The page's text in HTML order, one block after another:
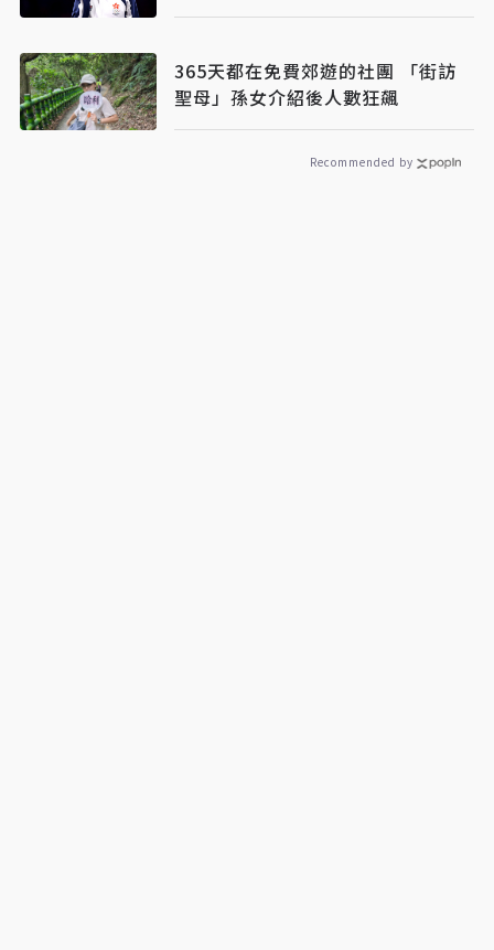
365天都在免費郊遊的社團 「街訪
聖母」孫女介紹後人數狂飆
Recommended by